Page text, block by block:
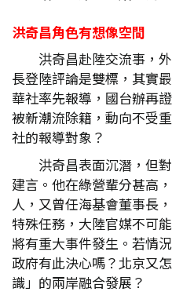
洪奇昌角色有想像空間
洪奇昌赴陸交流事，
長登陸評論是雙標，其實
華社率先報導，國台辦再
被新潮流除籍，動向不受
社的報導對象？
洪奇昌表面沉潛，但
建言。他在綠營輩分甚高
人，又曾任海基會董事長
特殊任務，大陸官媒不可
將有重大事件發生。若情
政府有此決心嗎？北京又
識」的兩岸融合發展？